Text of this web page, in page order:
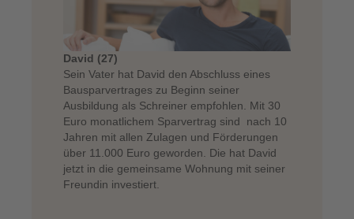
David (27)
Sein Vater hat David den Abschluss eines
Bausparvertrages zu Beginn seiner
Ausbildung als Schreiner empfohlen. Mit 30
Euro monatlichem Sparvertrag sind nach 10
Jahren mit allen Zulagen und Förderungen
über 11.000 Euro geworden. Die hat David
jetzt in die gemeinsame Wohnung mit seiner
Freundin investiert.